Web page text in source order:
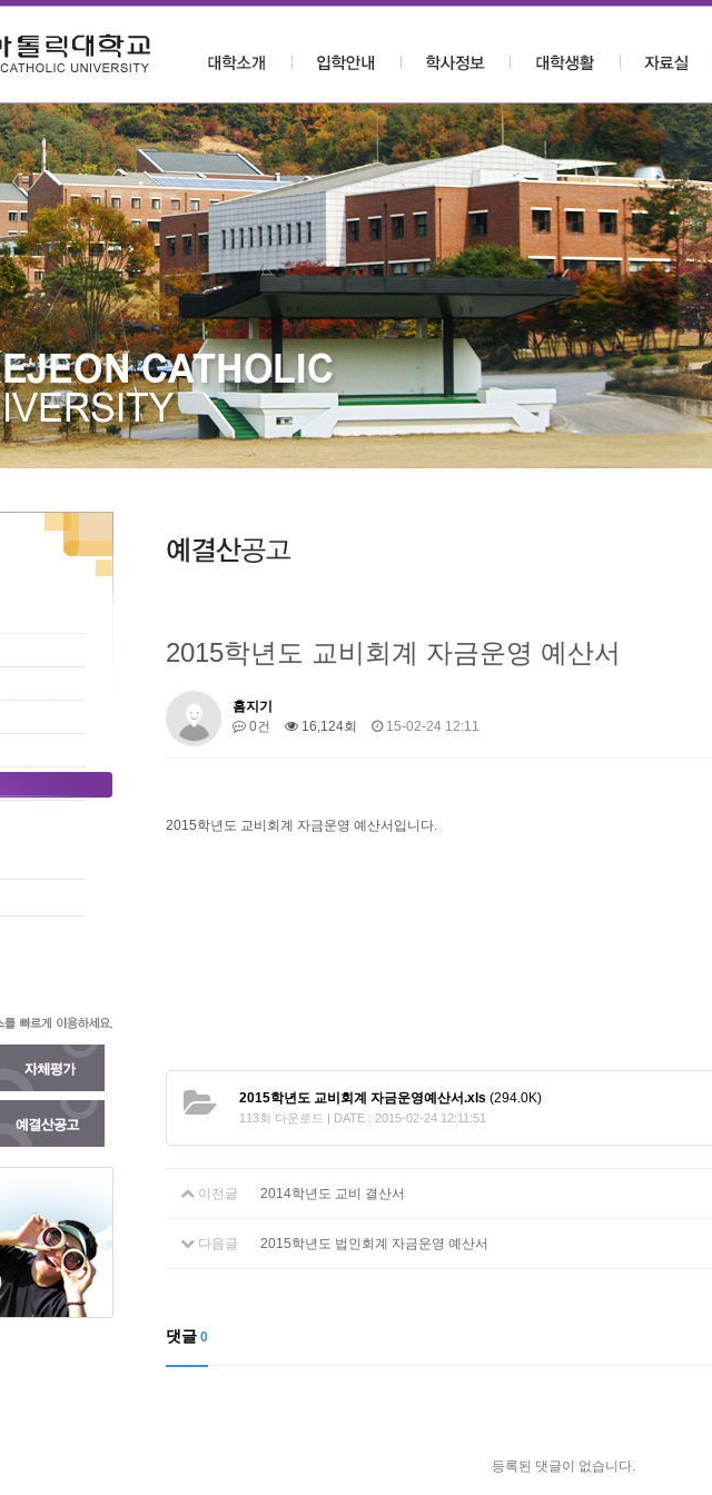
2015학년도 교비회계 자금운영 예산서
홈지기
0건
16,124회 15-02-24 12:11
2015학년도 교비회계 자금운영 예산서입니다.
2015학년도 교비회계 자금운영예산서.xls (294.0K)
113회 다운로드 | DATE : 2015-02-24 12:11:51
이전글 2014학년도 교비 결산서
다음글 2015학년도 법인회계 자금운영 예산서
댓글 0
등록된 댓글이 없습니다.